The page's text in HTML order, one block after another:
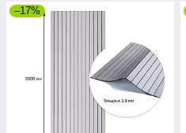
–17%